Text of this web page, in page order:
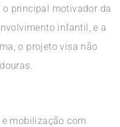
o principal motivador da
infantil, e a
o projeto visa não
mobilização com